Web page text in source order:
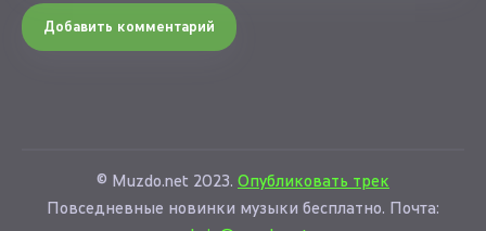
Добавить комментарий
© Muzdo.net 2023. Опубликовать трек
Повседневные новинки музыки бесплатно. Почта: